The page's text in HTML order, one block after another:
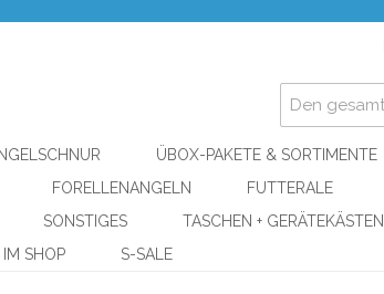
ÜBOX-PAKETE & SORTIMENTE
FORELLENANGELN FUTTERALE
SONSTIGES
TASCHEN + GERÄTEKÄSTEN
IM SHOP S-SALE